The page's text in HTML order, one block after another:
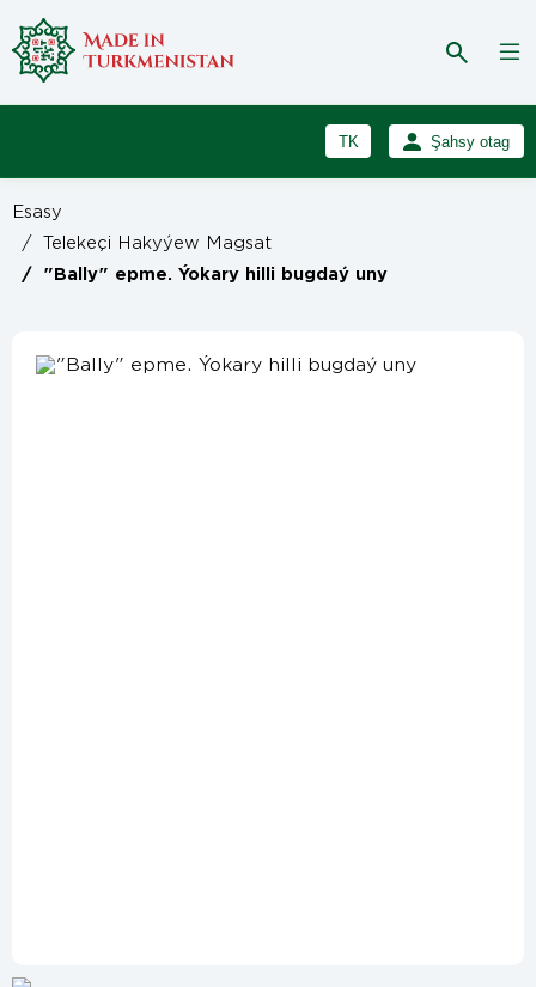
TK
RU
Şahsy otag
Esasy
/ Telekeçi Hakyýew Magsat
/ "Bally" epme. Ýokary hilli bugdaý uny